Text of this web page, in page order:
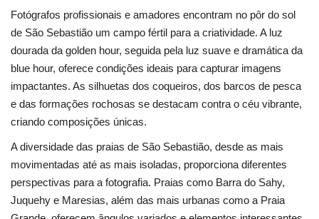
Fotógrafos profissionais e amadores encontram no pôr do sol
de São Sebastião um campo fértil para a criatividade. A luz
dourada da golden hour, seguida pela luz suave e dramática da
blue hour, oferece condições ideais para capturar imagens
impactantes. As silhuetas dos coqueiros, dos barcos de pesca
e das formações rochosas se destacam contra o céu vibrante,
criando composições únicas.
A diversidade das praias de São Sebastião, desde as mais
movimentadas até as mais isoladas, proporciona diferentes
perspectivas para a fotografia. Praias como Barra do Sahy,
Juquehy e Maresias, além das mais urbanas como a Praia